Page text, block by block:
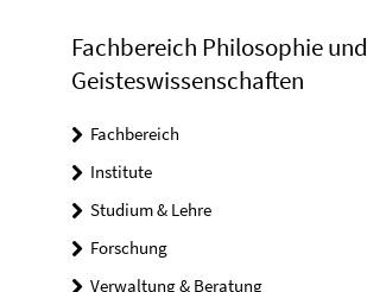
Fachbereich Philosophie und
Geisteswissenschaften
Fachbereich
Institute
Studium & Lehre
Forschung
Verwaltung & Beratung